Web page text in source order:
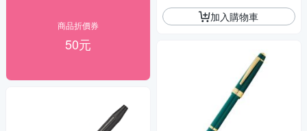
商品折價券
50元
加入購物車